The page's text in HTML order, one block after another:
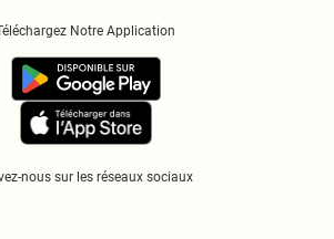
nous sur les réseaux sociaux
Notre Application